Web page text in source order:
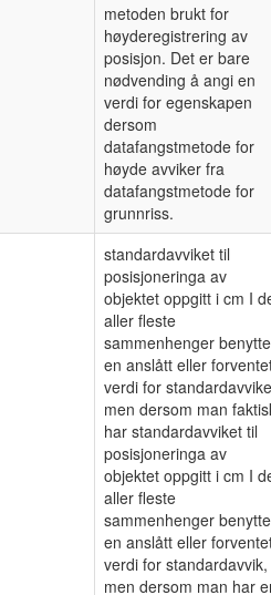
metoden brukt for
høyderegistrering av
posisjon. Det er bare
nødvending å angi en
verdi for egenskapen
dersom
datafangstmetode for
høyde avviker fra
datafangstmetode for
grunnriss.
standardavviket til
posisjoneringa av
objektet oppgitt i cm I
aller fleste
sammenhenger
en anslått eller
verdi for
men dersom man
har standardavviket til
posisjoneringa av
objektet oppgitt i cm I
aller fleste
sammenhenger
en anslått eller
verdi for standardavvik,
men dersom man har